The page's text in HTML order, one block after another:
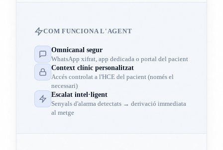
COM FUNCIONA L'AGENT
Omnicanal segur
WhatsApp xifrat, app dedicada o portal del pacient
Context clínic personalitzat
Accés controlat a l'HCE del pacient (només el
necessari)
Escalat intel·ligent
Senyals d'alarma detectats → derivació immediata
al metge